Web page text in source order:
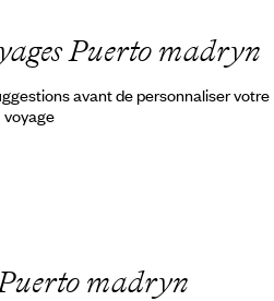
Puerto madryn
avant de personnaliser votre
voyage
madryn